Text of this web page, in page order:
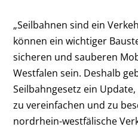
„Seilbahnen sind ein
können ein wichtiger
sicheren und sauberen
Westfalen sein. Deshalb
Seilbahngesetz ein
zu vereinfachen und zu
nordrhein-westfälische